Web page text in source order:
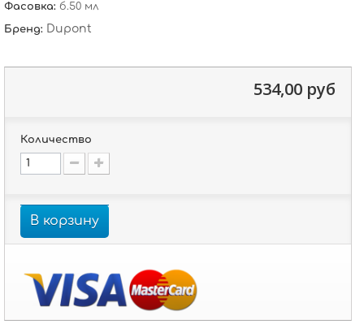
Фасовка: б.50 мл
Бренд: Dupont
534,00 руб
Количество
В корзину